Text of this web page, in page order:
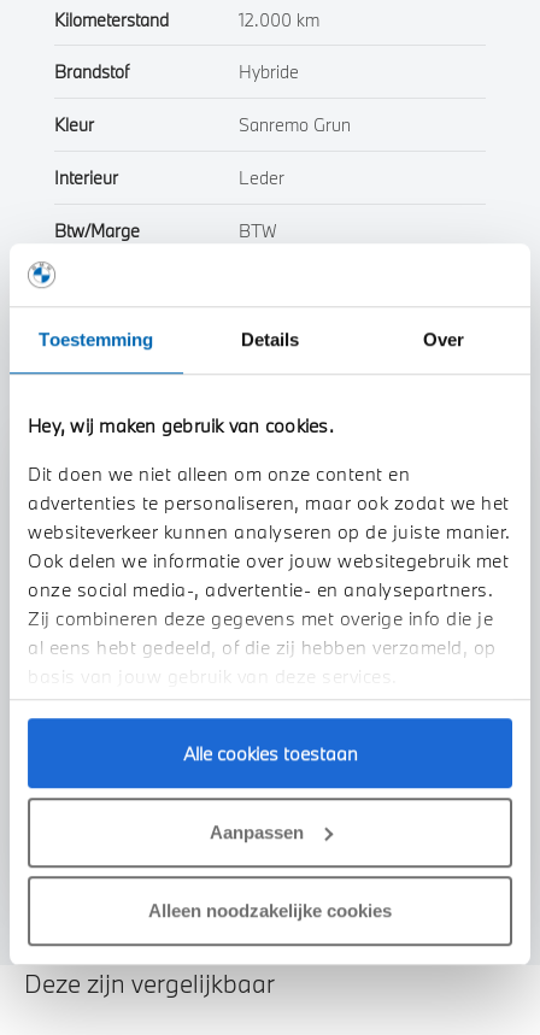
Toestemming Details Over
Hey, wij maken gebruik van cookies.
Dit doen we niet alleen om onze content en
advertenties te personaliseren, maar ook zodat we het
websiteverkeer kunnen analyseren op de juiste manier.
Ook delen we informatie over jouw websitegebruik met
onze social media-, advertentie- en analysepartners.
Zij combineren deze gegevens met overige info die je
al eens hebt gedeeld, of die zij hebben verzameld, op
basis van jouw gebruik van deze services.
Alle cookies toestaan
Aanpassen
Alleen noodzakelijke cookies
Uw auto inruilen?
U vertelt meer over uw auto
Kilometerstand 12.000 km
Brandstof Hybride
Kleur Sanremo Grun
Interieur Leder
Btw/Marge BTW
Deze zijn vergelijkbaar